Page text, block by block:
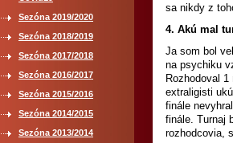
sa nikdy z
4. Akú mal
Ja som bol
na psychiku
Rozhodoval
extraligisti
finále
finále. Turnaj
rozhodcovia,
Sezóna 2019/2020
Sezóna 2018/2019
Sezóna 2017/2018
Sezóna 2016/2017
Sezóna 2015/2016
Sezóna 2014/2015
Sezóna 2013/2014